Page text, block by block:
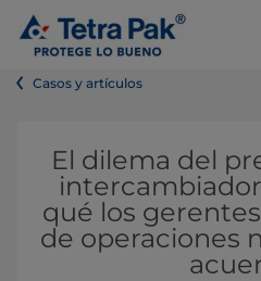
Casos y artículos
El dilema del
qué los
de operaciones